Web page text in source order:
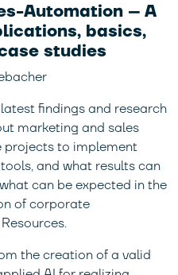
Automation – A
basics,
studies
findings and research
marketing and sales
projects to implement
and what results can
can be expected in the
of corporate
the creation of a valid